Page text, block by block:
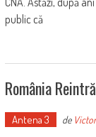
public că
România
Antena 3 de